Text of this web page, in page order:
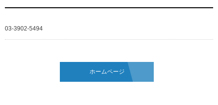
03-3902-5494
ホームページ